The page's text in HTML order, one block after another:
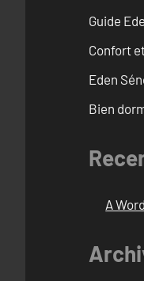
Guide
Confort
Eden
Bien
A